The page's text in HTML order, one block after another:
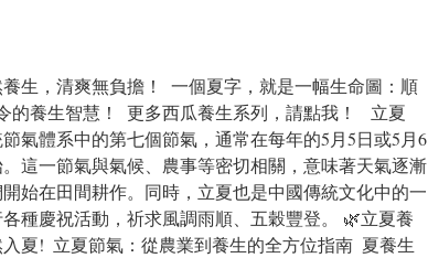
生，清爽無負擔！ 一個夏字，就是一幅生命圖：順
的養生智慧！ 更多西瓜養生系列，請點我！ 立夏
氣體系中的第七個節氣，通常在每年的5月5日或5月6
這一節氣與氣候、農事等密切相關，意味著天氣逐漸
始在田間耕作。同時，立夏也是中國傳統文化中的一
種慶祝活動，祈求風調雨順、五穀豐登。 🌿立夏養
夏! 立夏節氣：從農業到養生的全方位指南 夏養生